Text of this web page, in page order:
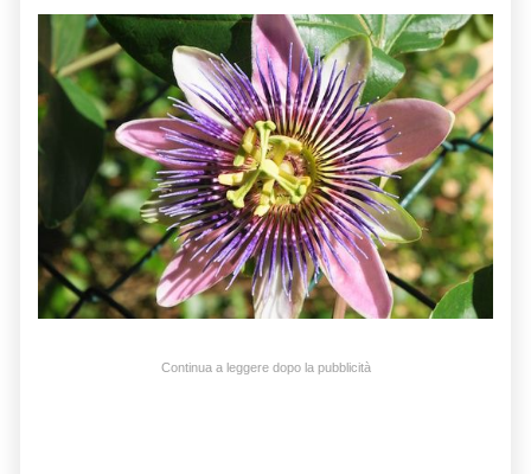
Continua a leggere dopo la pubblicità